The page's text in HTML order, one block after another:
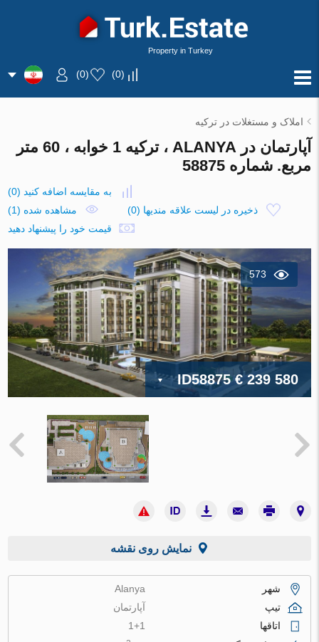
Property in Turkey
(
0
)
(
0
)
املاک و مستغلات در ترکیه
آپارتمان در ALANYA ، ترکیه 1 خوابه ، 60 متر
مربع. شماره 58875
به مقایسه اضافه کنید (
0
)
ذخیره در لیست علاقه مندیها (
0
)
مشاهده شده (1)
قیمت خود را پیشنهاد دهید
573
ID58875€ 239 580
نمایش روی نقشه
شهر
Alanya
تیپ
آپارتمان
اتاقها
1+1